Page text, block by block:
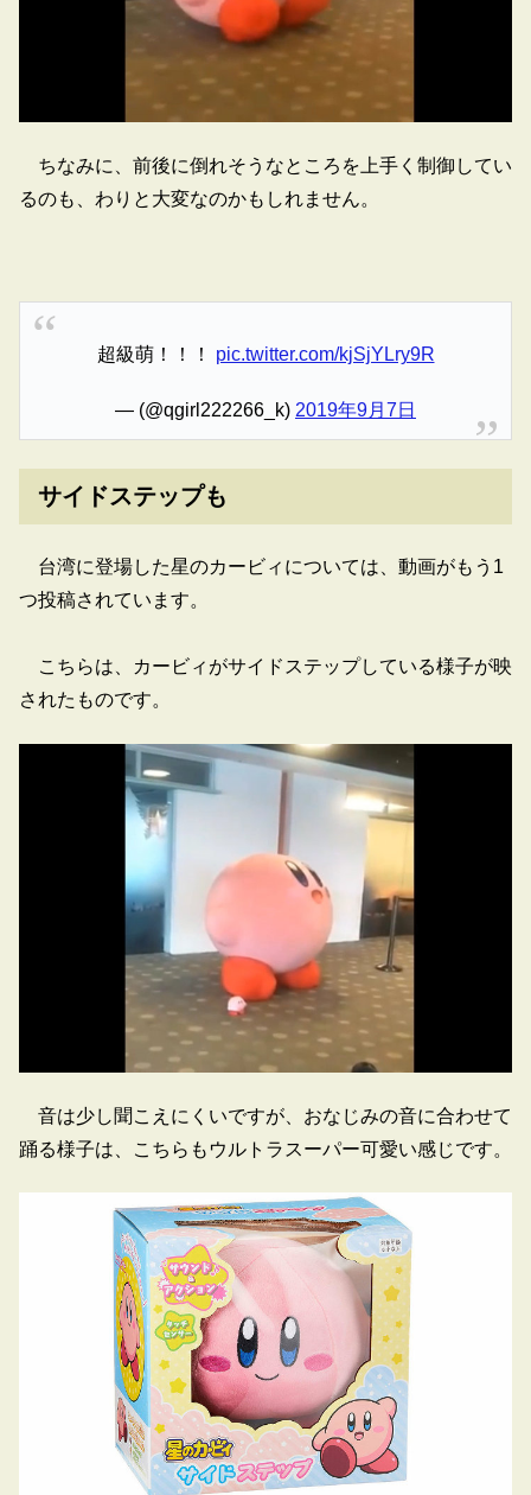
ちなみに、前後に倒れそうなところを上手く制御してい
るのも、わりと大変なのかもしれません。
超級萌！！！ pic.twitter.com/kjSjYLry9R
— (@qgirl222266_k) 2019年9月7日
サイドステップも
台湾に登場した星のカービィについては、動画がもう1
つ投稿されています。
こちらは、カービィがサイドステップしている様子が映
されたものです。
音は少し聞こえにくいですが、おなじみの音に合わせて
踊る様子は、こちらもウルトラスーパー可愛い感じです。